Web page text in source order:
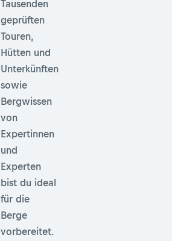
Tausenden
geprüften
Touren,
Hütten und
Unterkünften
sowie
Bergwissen
von
Expertinnen
und
Experten
bist du ideal
für die
Berge
vorbereitet.